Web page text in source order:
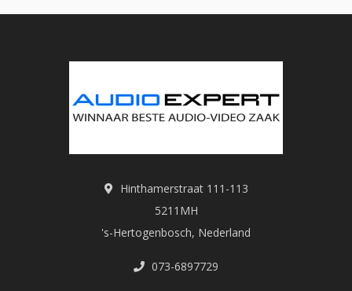
Hinthamerstraat 111-113
5211MH
's-Hertogenbosch, Nederland
073-6897729